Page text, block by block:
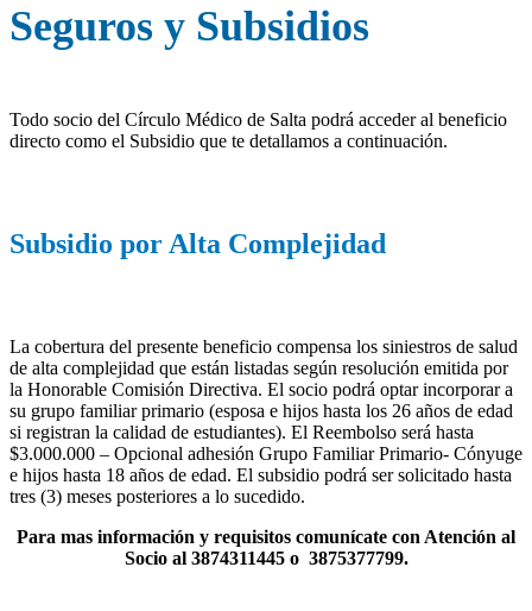
Seguros y Subsidios
Todo socio del Círculo Médico de Salta podrá acceder al beneficio
directo como el Subsidio que te detallamos a continuación.
Subsidio por Alta Complejidad
La cobertura del presente beneficio compensa los siniestros de salud
de alta complejidad que están listadas según resolución emitida por
la Honorable Comisión Directiva. El socio podrá optar incorporar a
su grupo familiar primario (esposa e hijos hasta los 26 años de edad
si registran la calidad de estudiantes). El Reembolso será hasta
$3.000.000 – Opcional adhesión Grupo Familiar Primario- Cónyuge
e hijos hasta 18 años de edad. El subsidio podrá ser solicitado hasta
tres (3) meses posteriores a lo sucedido.
Para mas información y requisitos comunícate con Atención al
Socio al 3874311445 o 3875377799.